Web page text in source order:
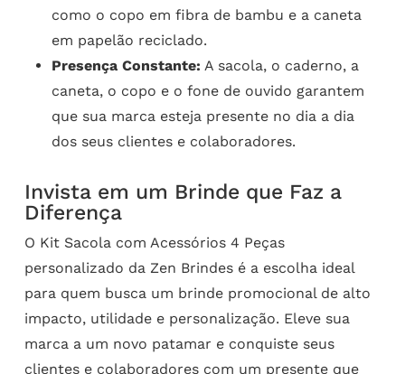
como o copo em fibra de bambu e a caneta
em papelão reciclado.
Presença Constante: A sacola, o caderno, a
caneta, o copo e o fone de ouvido garantem
que sua marca esteja presente no dia a dia
dos seus clientes e colaboradores.
Invista em um Brinde que Faz a
Diferença
O Kit Sacola com Acessórios 4 Peças
personalizado da Zen Brindes é a escolha ideal
para quem busca um brinde promocional de alto
impacto, utilidade e personalização. Eleve sua
marca a um novo patamar e conquiste seus
clientes e colaboradores com um presente que